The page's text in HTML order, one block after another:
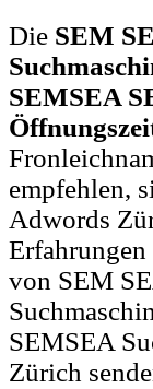
Die SEM
SEMSEA
empfehlen,
Adwords
von SEM
SEMSEA
Zürich